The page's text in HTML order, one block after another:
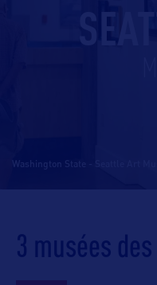
Washington State - Seattle Art
3 musées